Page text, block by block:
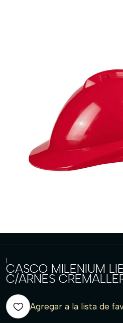
|
CASCO MILENIUM
C/ARNES
Agregar a la lista de